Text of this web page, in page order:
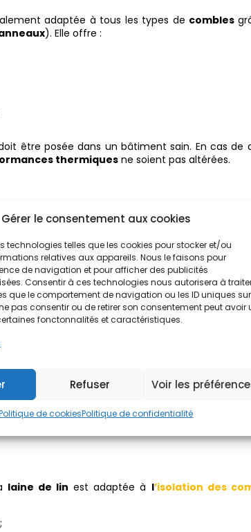
Gérer le consentement aux cookies
technologies telles que les cookies pour stocker et/ou
relatives aux appareils. Nous le faisons pour
de navigation et pour afficher des publicités
Consentir à ces technologies nous autorisera à
que le comportement de navigation ou les ID uniques sur
pas consentir ou de retirer son consentement peut avoir
fonctonnalités et caractéristiques.
Refuser Voir les
de cookiesPolitique de confidentialité
adaptée à tous les types de combles
). Elle offre :
être posée dans un bâtiment sain. En cas de
thermiquesne soient pas altérées.
offrant de bonnesperformances
ouvrac, elle présente :
à des produits ignifuges pour
laine de lin est adaptée à l’isolation des
;